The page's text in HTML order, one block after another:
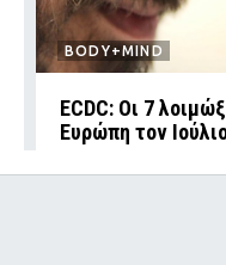
BODY+MIND
ECDC: Οι 7
Ευρώπη τον